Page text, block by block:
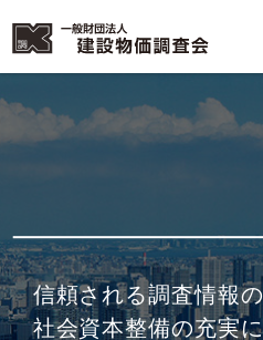
信頼される調査情報
社会資本整備の充実